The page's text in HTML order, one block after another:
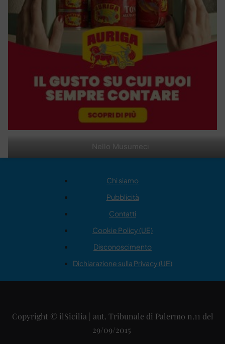
Nello Musumeci
Chi siamo
Pubblicità
Contatti
Cookie Policy (UE)
Disconoscimento
Dichiarazione sulla Privacy (UE)
Copyright © ilSicilia | aut. Tribunale di Palermo n.11 del
29/09/2015